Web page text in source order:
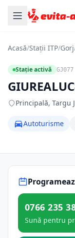
Acasă/Stații ITP/Gorj
Stație activă GJ077
Principală, Targu
Autoturisme
0766 235
Sună pentru